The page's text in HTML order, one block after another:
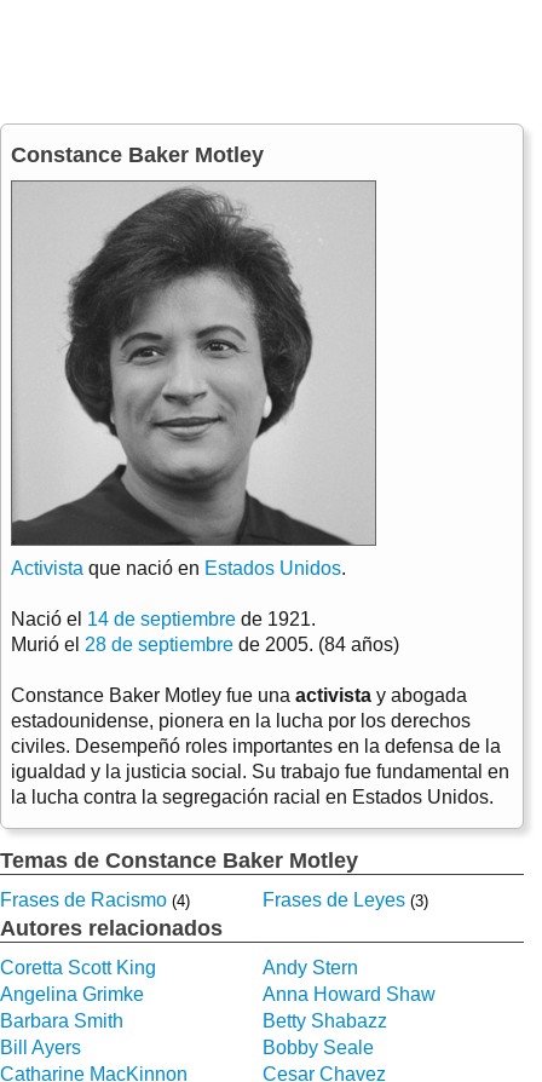
Constance Baker Motley
Activista que nació en Estados Unidos.
Nació el 14 de septiembre de 1921.
Murió el 28 de septiembre de 2005. (84 años)
Constance Baker Motley fue una activista y abogada
estadounidense, pionera en la lucha por los derechos
civiles. Desempeñó roles importantes en la defensa de la
igualdad y la justicia social. Su trabajo fue fundamental en
la lucha contra la segregación racial en Estados Unidos.
Temas de Constance Baker Motley
Frases de Racismo (4) Frases de Leyes (3)
Autores relacionados
Coretta Scott King
Andy Stern
Angelina Grimke
Anna Howard Shaw
Barbara Smith
Betty Shabazz
Bill Ayers
Bobby Seale
Catharine MacKinnon
Cesar Chavez